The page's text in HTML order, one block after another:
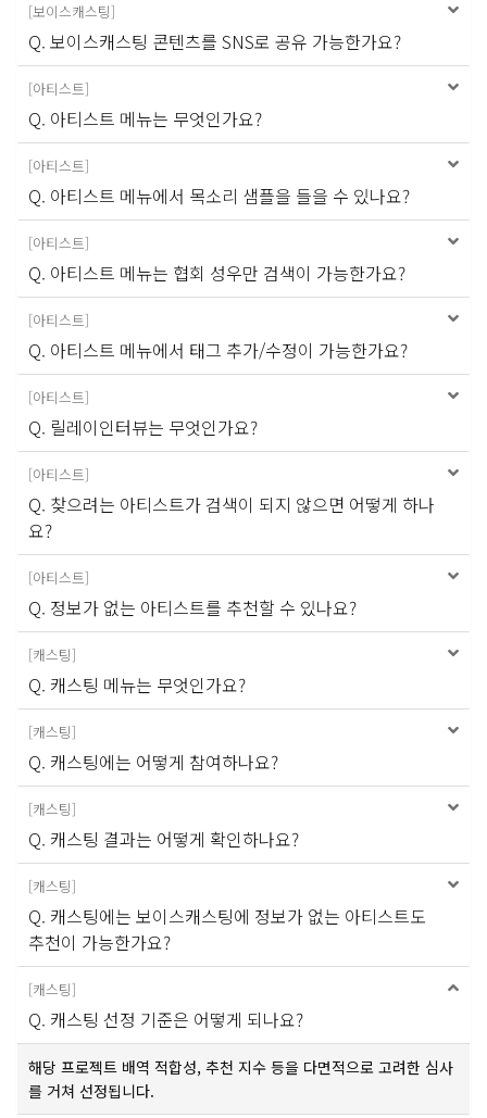
[보이스캐스팅]
Q. 보이스캐스팅 콘텐츠를 SNS로 공유 가능한가요?
[아티스트]
Q. 아티스트 메뉴는 무엇인가요?
[아티스트]
Q. 아티스트 메뉴에서 목소리 샘플을 들을 수 있나요?
[아티스트]
Q. 아티스트 메뉴는 협회 성우만 검색이 가능한가요?
[아티스트]
Q. 아티스트 메뉴에서 태그 추가/수정이 가능한가요?
[아티스트]
Q. 릴레이인터뷰는 무엇인가요?
[아티스트]
Q. 찾으려는 아티스트가 검색이 되지 않으면 어떻게 하나
요?
[아티스트]
Q. 정보가 없는 아티스트를 추천할 수 있나요?
[캐스팅]
Q. 캐스팅 메뉴는 무엇인가요?
[캐스팅]
Q. 캐스팅에는 어떻게 참여하나요?
[캐스팅]
Q. 캐스팅 결과는 어떻게 확인하나요?
[캐스팅]
Q. 캐스팅에는 보이스캐스팅에 정보가 없는 아티스트도
추천이 가능한가요?
[캐스팅]
Q. 캐스팅 선정 기준은 어떻게 되나요?
해당 프로젝트 배역 적합성, 추천 지수 등을 다면적으로 고려한 심사
를 거쳐 선정됩니다.